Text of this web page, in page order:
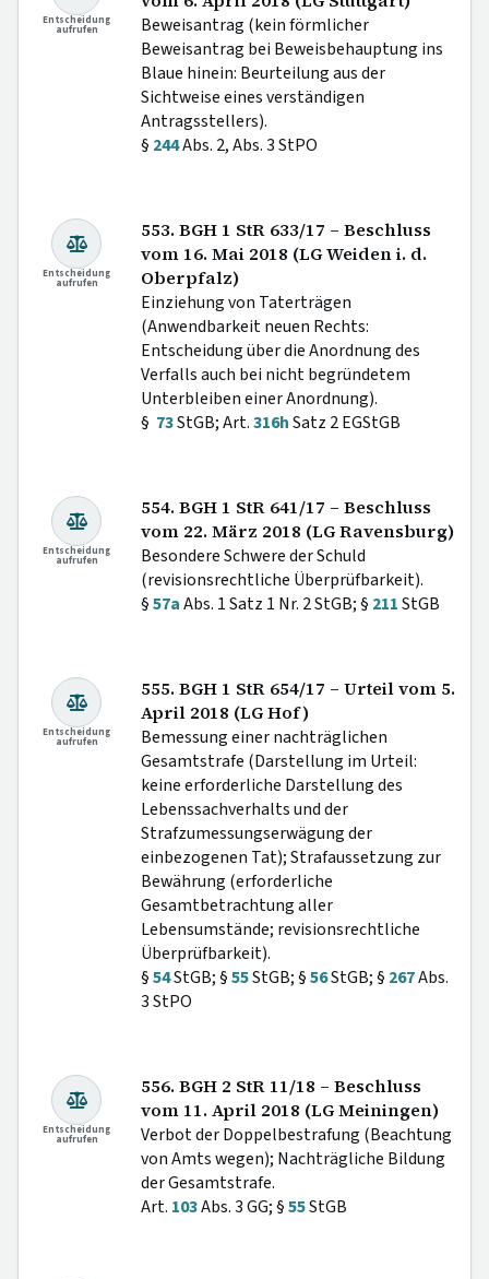
Entscheidung
aufrufen
Beweisantrag (kein förmlicher
Beweisantrag bei Beweisbehauptung ins
Blaue hinein: Beurteilung aus der
Sichtweise eines verständigen
Antragsstellers).
§ 244Abs. 2, Abs. 3 StPO
Entscheidung
aufrufen
553. BGH 1 StR 633/17 – Beschluss
vom 16. Mai 2018 (LG Weiden i. d.
Oberpfalz)
Einziehung von Taterträgen
(Anwendbarkeit neuen Rechts:
Entscheidung über die Anordnung des
Verfalls auch bei nicht begründetem
Unterbleiben einer Anordnung).
§ 73StGB; Art.316hSatz 2 EGStGB
Entscheidung
aufrufen
554. BGH 1 StR 641/17 – Beschluss
vom 22. März 2018 (LG Ravensburg)
Besondere Schwere der Schuld
(revisionsrechtliche Überprüfbarkeit).
§57aAbs. 1 Satz 1 Nr. 2 StGB; § 211StGB
Entscheidung
aufrufen
555. BGH 1 StR 654/17 – Urteil vom 5.
April 2018 (LG Hof)
Bemessung einer nachträglichen
Gesamtstrafe (Darstellung im Urteil:
keine erforderliche Darstellung des
Lebenssachverhalts und der
Strafzumessungserwägung der
einbezogenen Tat); Strafaussetzung zur
Bewährung (erforderliche
Gesamtbetrachtung aller
Lebensumstände; revisionsrechtliche
Überprüfbarkeit).
§54StGB; §55StGB; §56StGB; § 267Abs.
3 StPO
Entscheidung
aufrufen
556. BGH 2 StR 11/18 – Beschluss
vom 11. April 2018 (LG Meiningen)
Verbot der Doppelbestrafung (Beachtung
von Amts wegen); Nachträgliche Bildung
der Gesamtstrafe.
Art. 103Abs. 3 GG; §55StGB